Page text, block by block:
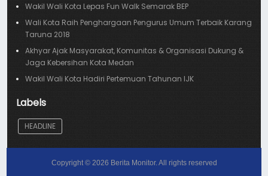
Wakil Wali Kota Lepas Fun Walk Semarak BEP
Wali Kota Raih Penghargaan Pengurus Umum Terbaik Karang
Taruna 2018
Akhyar Ajak Masyarakat, Komunitas & Organisasi Dukung &
Jaga Kebersihan Kota Medan
Wakil Wali Kota Hadiri Pertemuan Tahunan IJK
Labels
HEADLINE
Copyright © 2026 Berita Monitor. All rights reserved